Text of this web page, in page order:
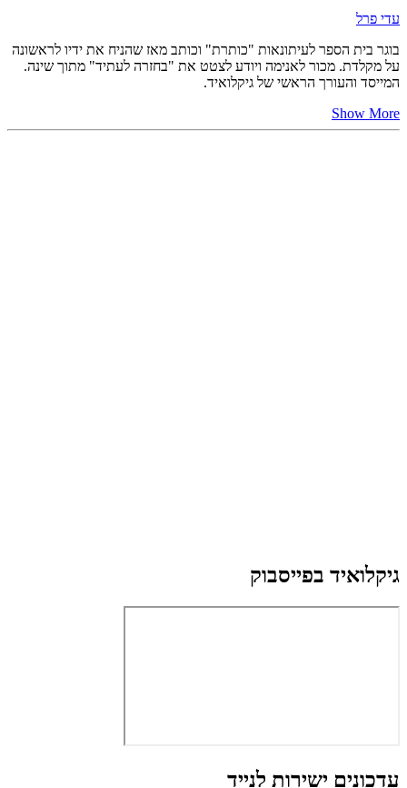
עדי פרל
בוגר בית הספר לעיתונאות "כותרת" וכותב מאז שהניח את ידיו לראשונה
על מקלדת. מכור לאנימה ויודע לצטט את "בחזרה לעתיד" מתוך שינה.
המייסד והעורך הראשי של גיקלואיד.
Show More
גיקלואיד בפייסבוק
עדכונים ישירות לנייד